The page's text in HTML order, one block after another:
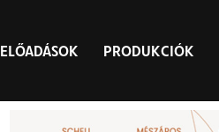
ELŐADÁSOK PRODUKCIÓK